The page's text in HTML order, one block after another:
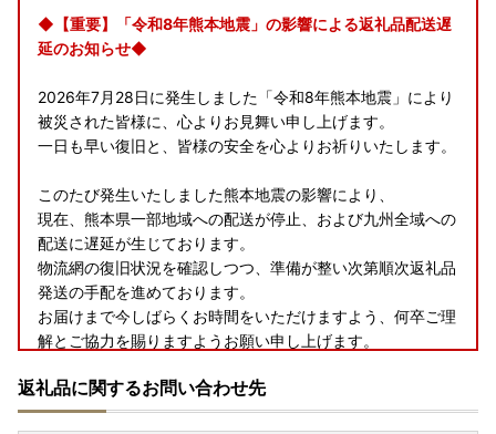
◆【重要】「令和8年熊本地震」の影響による返礼品配送遅
延のお知らせ◆
2026年7月28日に発生しました「令和8年熊本地震」により
被災された皆様に、心よりお見舞い申し上げます。
一日も早い復旧と、皆様の安全を心よりお祈りいたします。
このたび発生いたしました熊本地震の影響により、
現在、熊本県一部地域への配送が停止、および九州全域への
配送に遅延が生じております。
物流網の復旧状況を確認しつつ、準備が整い次第順次返礼品
発送の手配を進めております。
お届けまで今しばらくお時間をいただけますよう、何卒ご理
解とご協力を賜りますようお願い申し上げます。
返礼品に関するお問い合わせ先